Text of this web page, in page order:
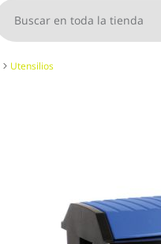
Utensilios